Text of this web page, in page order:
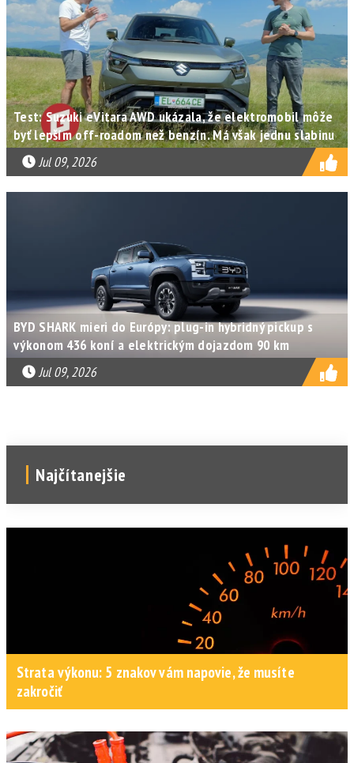
Test: Suzuki eVitara AWD ukázala, že elektromobil môže
byť lepším off-roadom než benzín. Má však jednu slabinu
Jul 09, 2026
BYD SHARK mieri do Európy: plug-in hybridný pickup s
výkonom 436 koní a elektrickým dojazdom 90 km
Jul 09, 2026
Najčítanejšie
Strata výkonu: 5 znakov vám napovie, že musíte
zakročiť